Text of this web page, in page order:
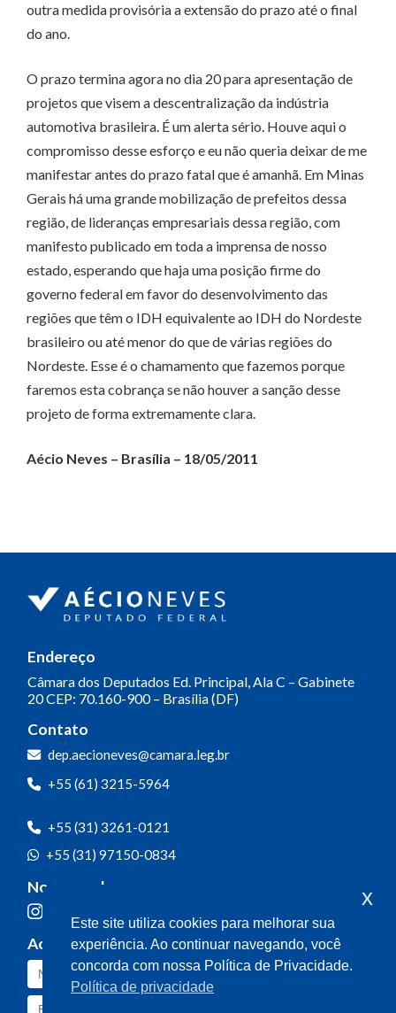
outra medida provisória a extensão do prazo até o final
do ano.
O prazo termina agora no dia 20 para apresentação de
projetos que visem a descentralização da indústria
automotiva brasileira. É um alerta sério. Houve aqui o
compromisso desse esforço e eu não queria deixar de me
manifestar antes do prazo fatal que é amanhã. Em Minas
Gerais há uma grande mobilização de prefeitos dessa
região, de lideranças empresariais dessa região, com
manifesto publicado em toda a imprensa de nosso
estado, esperando que haja uma posição firme do
governo federal em favor do desenvolvimento das
regiões que têm o IDH equivalente ao IDH do Nordeste
brasileiro ou até menor do que de várias regiões do
Nordeste. Esse é o chamamento que fazemos porque
faremos esta cobrança se não houver a sanção desse
projeto de forma extremamente clara.
Aécio Neves – Brasília – 18/05/2011
Endereço
Câmara dos Deputados Ed. Principal, Ala C – Gabinete
20CEP: 70.160-900 – Brasília (DF)
Contato
dep.aecioneves@camara.leg.br
+55 (61) 3215-5964
+55 (31) 3261-0121
+55 (31) 97150-0834
Nossas redes
Acompanhe o meu mandato
Este site utiliza cookies para melhorar sua
experiência. Ao continuar navegando, você
concorda com nossa Política de Privacidade.
Política de privacidade
x